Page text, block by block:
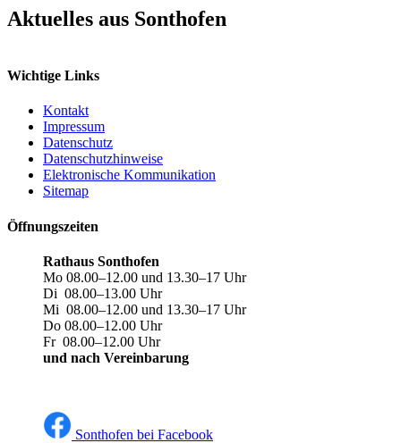
Aktuelles aus Sonthofen
Wichtige Links
Kontakt
Impressum
Datenschutz
Datenschutzhinweise
Elektronische Kommunikation
Sitemap
Öffnungszeiten
Rathaus Sonthofen
Mo 08.00–12.00 und 13.30–17 Uhr
Di 08.00–13.00 Uhr
Mi 08.00–12.00 und 13.30–17 Uhr
Do 08.00–12.00 Uhr
Fr 08.00–12.00 Uhr
und nach Vereinbarung
Sonthofen bei Facebook